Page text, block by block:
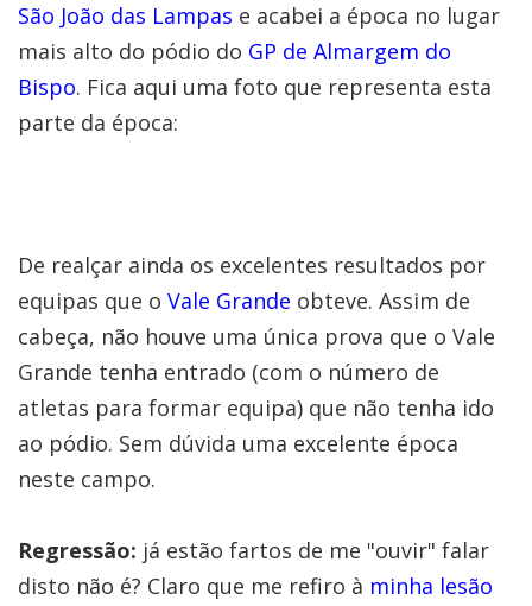
São João das Lampas e acabei a época no lugar
mais alto do pódio do GP de Almargem do
Bispo. Fica aqui uma foto que representa esta
parte da época:
De realçar ainda os excelentes resultados por
equipas que o Vale Grande obteve. Assim de
cabeça, não houve uma única prova que o Vale
Grande tenha entrado (com o número de
atletas para formar equipa) que não tenha ido
ao pódio. Sem dúvida uma excelente época
neste campo.
Regressão: já estão fartos de me "ouvir" falar
disto não é? Claro que me refiro à minha lesão